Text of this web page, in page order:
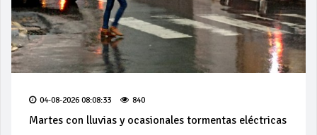
04-08-2026 08:08:33 840
Martes con lluvias y ocasionales tormentas eléctricas